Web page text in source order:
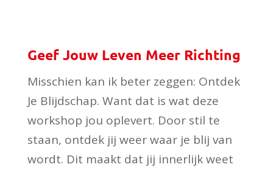
Geef Jouw Leven Meer Richting
Misschien kan ik beter zeggen: Ontdek
Je Blijdschap. Want dat is wat deze
workshop jou oplevert. Door stil te
staan, ontdek jij weer waar je blij van
wordt. Dit maakt dat jij innerlijk weet